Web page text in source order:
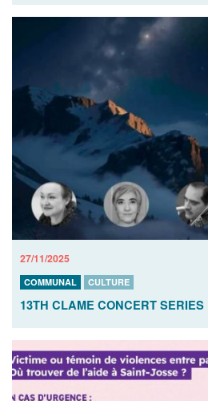
27/11/2025
COMMUNAL CULTURE
13TH CLAME CONCERT SERIES